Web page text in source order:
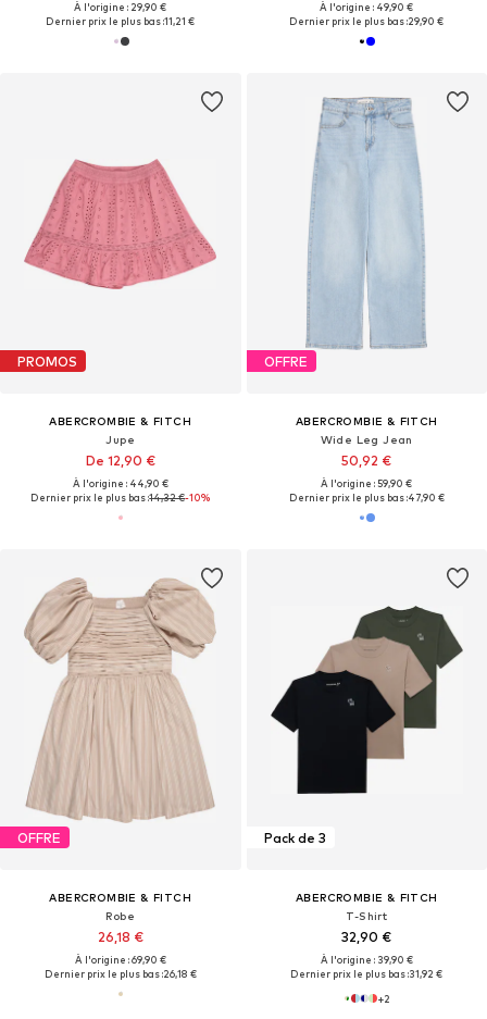
À l'origine : 29,90 €
Dernier prix le plus bas :11,21 €
À l'origine : 49,90 €
Dernier prix le plus bas :29,90 €
PROMOS
ABERCROMBIE & FITCH
Jupe
De 12,90 €
À l'origine : 44,90 €
Dernier prix le plus bas :14,32 €-10%
OFFRE
ABERCROMBIE & FITCH
Wide Leg Jean
50,92 €
À l'origine : 59,90 €
Dernier prix le plus bas :47,90 €
OFFRE
ABERCROMBIE & FITCH
Robe
26,18 €
À l'origine : 69,90 €
Dernier prix le plus bas :26,18 €
Pack de 3
ABERCROMBIE & FITCH
T-Shirt
32,90 €
À l'origine : 39,90 €
Dernier prix le plus bas :31,92 €
+2